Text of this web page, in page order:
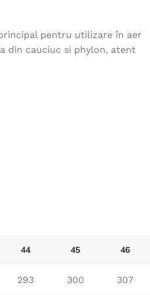
pentru utilizare în aer
din cauciuc si phylon, atent
44 45 46
293 300 307